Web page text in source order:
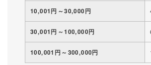
10,001円～30,000円
30,001円～100,000円
100,001円～300,000円